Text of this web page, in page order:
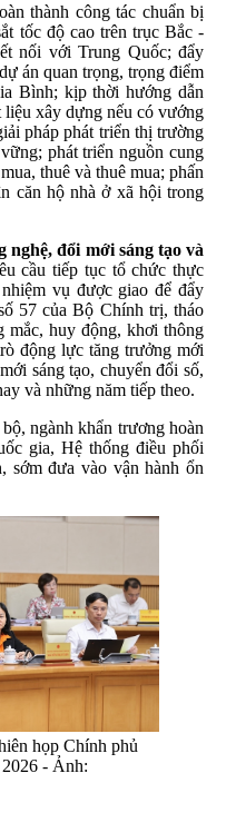
thành công tác chuẩn bị
tốc độ cao trên trục Bắc -
nối với Trung Quốc; đẩy
án quan trọng, trọng điểm
Bình; kịp thời hướng dẫn
liệu xây dựng nếu có vướng
pháp phát triển thị trường
phát triển nguồn cung
thuê và thuê mua; phấn
căn hộ nhà ở xã hội trong
nghệ, đổi mới sáng tạo và
cầu tiếp tục tổ chức thực
vụ được giao để đẩy
57 của Bộ Chính trị, tháo
mắc, huy động, khơi thông
động lực tăng trưởng mới
sáng tạo, chuyển đổi số,
và những năm tiếp theo.
ngành khẩn trương hoàn
gia, Hệ thống điều phối
sớm đưa vào vận hành ổn
họp Chính phủ
- Ảnh: